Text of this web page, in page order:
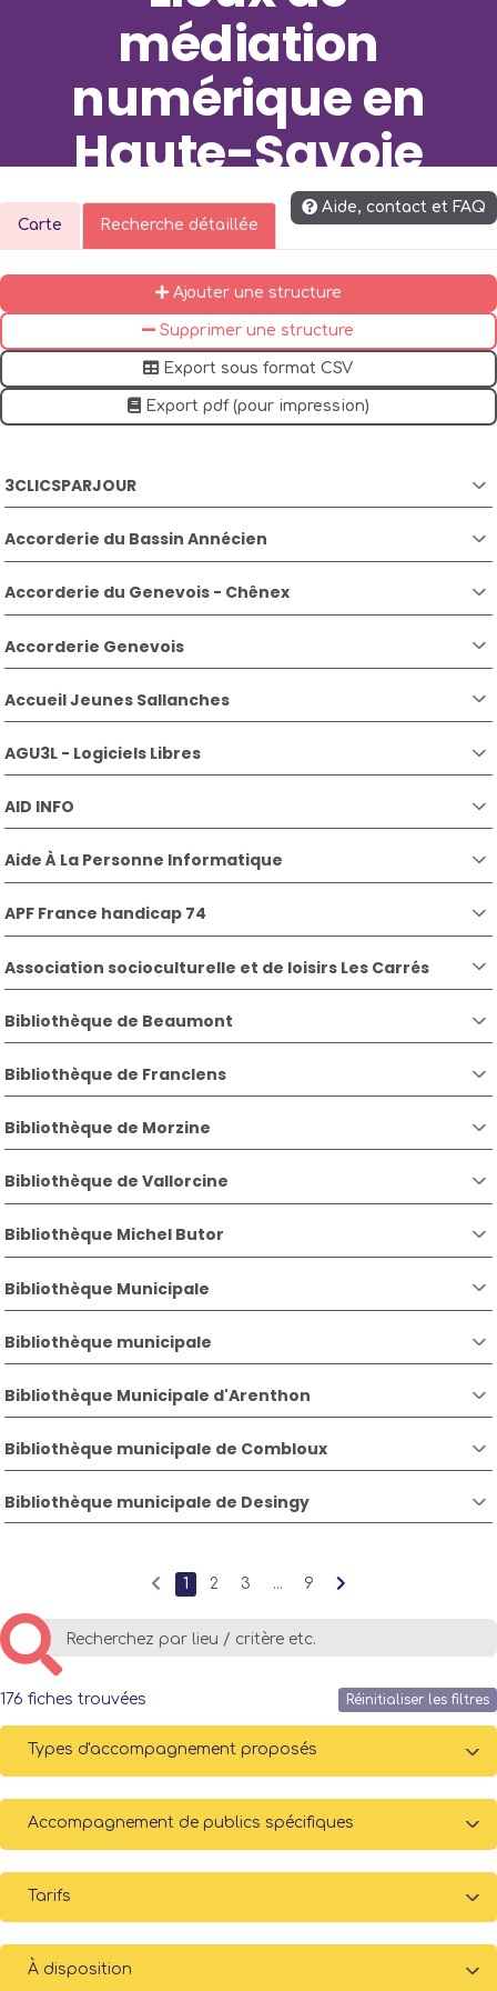
médiation
numérique en
Haute-Savoie
Carto'HINAURA pilotée par le Hub Régional
Aide, contact et FAQ
Carte
Recherche détaillée
Ajouter une structure
Supprimer une structure
Export sous format CSV
Export pdf (pour impression)
176 fiches trouvées Réinitialiser les filtres
Types d'accompagnement proposés
Accompagnement de publics spécifiques
Tarifs
À disposition
3CLICSPARJOUR
Accorderie du Bassin Annécien
Accorderie du Genevois - Chênex
Accorderie Genevois
Accueil Jeunes Sallanches
AGU3L - Logiciels Libres
AID INFO
Aide À La Personne Informatique
APF France handicap 74
Association socioculturelle et de loisirs Les Carrés
Bibliothèque de Beaumont
Bibliothèque de Franclens
Bibliothèque de Morzine
Bibliothèque de Vallorcine
Bibliothèque Michel Butor
Bibliothèque Municipale
Bibliothèque municipale
Bibliothèque Municipale d'Arenthon
Bibliothèque municipale de Combloux
Bibliothèque municipale de Desingy
1 2 3 ... 9